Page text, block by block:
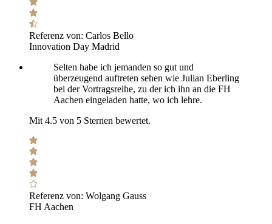
Referenz von: Carlos Bello
Innovation Day Madrid
Selten habe ich jemanden so gut und
überzeugend auftreten sehen wie Julian Eberling
bei der Vortragsreihe, zu der ich ihn an die FH
Aachen eingeladen hatte, wo ich lehre.
Mit 4.5 von 5 Sternen bewertet.
Referenz von: Wolgang Gauss
FH Aachen